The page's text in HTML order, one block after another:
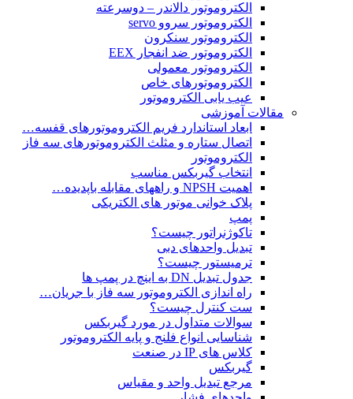
الکتروموتور دالاندر – دوسرعته
الکتروموتور سروو servo
الکتروموتور سنکرون
الکتروموتور ضد انفجار EEX
الکتروموتور معمولی
الکتروموتورهای خاص
عیب یابی الکتروموتور
مقالات آموزشی
ابعاد استاندارد فریم الکتروموتورهای قفسه…
اتصال ستاره و مثلث الکتروموتورهای سه فاز
الکتروموتور
انتخاب گیربکس مناسب
اهمیت NPSH و راههای مقابله باپدیده…
پلاک خوانی موتور های الکتریکی
پمپ
تاکوژنراتور چیست؟
تبدیل واحدهای دبی
ترمیستور چیست؟
جدول تبدیل DN به اینچ در پمپ ها
راه اندازی الکتروموتور سه فاز با جریان…
ست کنترل چیست؟
سوالات متداول در مورد گیربکس
شناسایی انواع فلنج و پایه الکتروموتور
کلاس های IP در صنعت
گیربکس
مرجع تبدیل واحد و مقیاس